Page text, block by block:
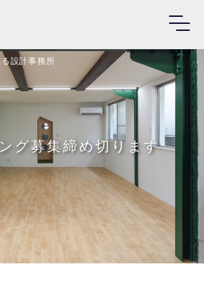
設計事務所
グ募集締め切ります